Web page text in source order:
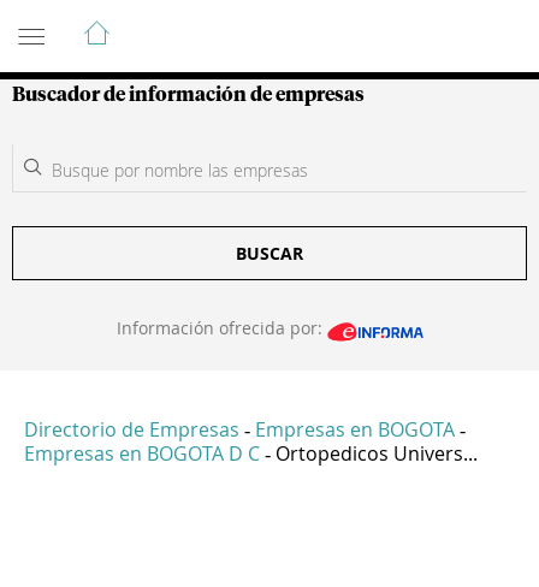
Guía de Empresas Colombianas
Buscador de información de empresas
BUSCAR
Información ofrecida por:
Directorio de Empresas - Empresas en BOGOTA -
Empresas en BOGOTA D C - Ortopedicos Univers...